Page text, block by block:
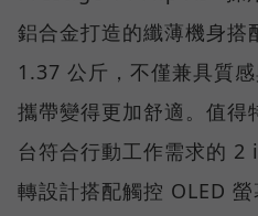
鋁合金打造的纖薄機身搭
1.37 公斤，不僅兼具質
攜帶變得更加舒適。值得
台符合行動工作需求的
轉設計搭配觸控 OLED